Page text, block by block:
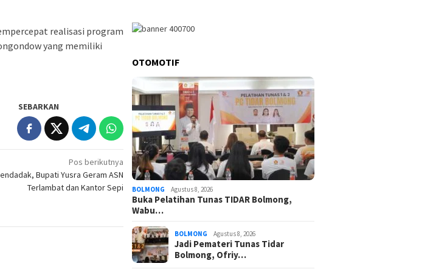
realisasi program
yang memiliki
SEBARKAN
Pos berikutnya
Bupati Yusra Geram ASN
Terlambat dan Kantor Sepi
OTOMOTIF
BOLMONG Agustus 8, 2026
Buka Pelatihan Tunas TIDAR Bolmong,
Wabu…
BOLMONG Agustus 8, 2026
Jadi Pemateri Tunas Tidar
Bolmong, Ofriy…